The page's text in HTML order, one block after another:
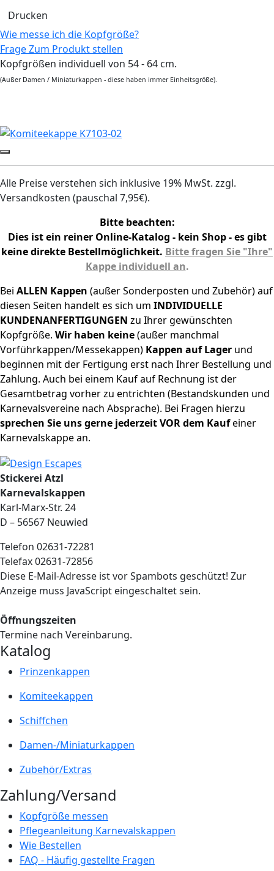
Drucken
Wie messe ich die Kopfgröße?
Frage Zum Produkt stellen
Kopfgrößen individuell von 54 - 64 cm.
(Außer Damen / Miniaturkappen - diese haben immer Einheitsgröße).
Alle Preise verstehen sich inklusive 19% MwSt. zzgl.
Versandkosten (pauschal 7,95€).
Bitte beachten:
Dies ist ein reiner Online-Katalog - kein Shop - es gibt
keine direkte Bestellmöglichkeit. Bitte fragen Sie "Ihre"
Kappe individuell an.
Bei ALLEN Kappen (außer Sonderposten und Zubehör) auf
diesen Seiten handelt es sich um INDIVIDUELLE
KUNDENANFERTIGUNGEN zu Ihrer gewünschten
Kopfgröße. Wir haben keine(außer manchmal
Vorführkappen/Messekappen) Kappen auf Lager und
beginnen mit der Fertigung erst nach Ihrer Bestellung und
Zahlung. Auch bei einem Kauf auf Rechnung ist der
Gesamtbetrag vorher zu entrichten (Bestandskunden und
Karnevalsvereine nach Absprache). Bei Fragen hierzu
sprechen Sie uns gerne jederzeit VOR dem Kaufeiner
Karnevalskappe an.
Stickerei Atzl
Karnevalskappen
Karl-Marx-Str. 24
D – 56567 Neuwied
Telefon 02631-72281
Telefax 02631-72856
Diese E-Mail-Adresse ist vor Spambots geschützt! Zur
Anzeige muss JavaScript eingeschaltet sein.
Öffnungszeiten
Termine nach Vereinbarung.
Katalog
Prinzenkappen
Komiteekappen
Schiffchen
Damen-/Miniaturkappen
Zubehör/Extras
Zahlung/Versand
Kopfgröße messen
Pflegeanleitung Karnevalskappen
Wie Bestellen
FAQ - Häufig gestellte Fragen